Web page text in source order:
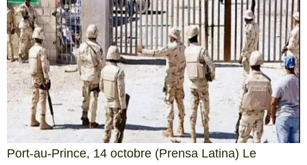
Port-au-Prince, 14 octobre (Prensa Latina) Le